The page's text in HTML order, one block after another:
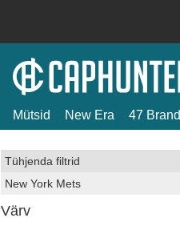
Mütsid New Era 47 Brand
Tühjenda filtrid
New York Mets
Värv